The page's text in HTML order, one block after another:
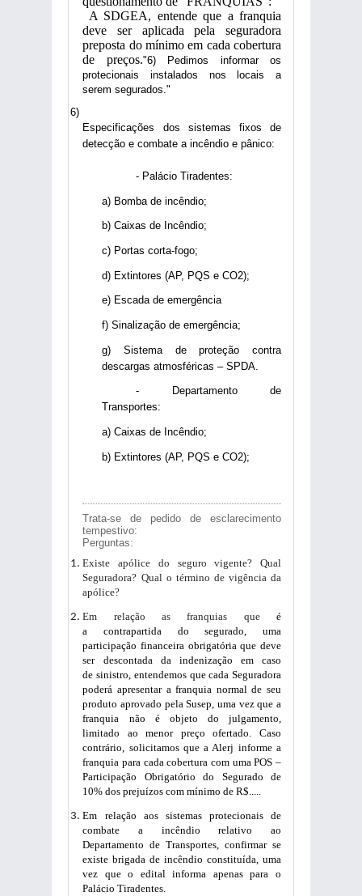
A SDGEA, entende que a franquia
deve ser aplicada pela seguradora
preposta do mínimo em cada cobertura
de preços."6) Pedimos informar os
protecionais instalados nos locais a
serem segurados."
Especificações dos sistemas fixos de
detecção e combate a incêndio e pânico:
- Palácio Tiradentes:
a) Bomba de incêndio;
b) Caixas de Incêndio;
c) Portas corta-fogo;
d) Extintores (AP, PQS e CO2);
e) Escada de emergência
f) Sinalização de emergência;
g) Sistema de proteção contra
descargas atmosféricas – SPDA.
- Departamento de
Transportes:
a) Caixas de Incêndio;
b) Extintores (AP, PQS e CO2);
Trata-se de pedido de esclarecimento
tempestivo:
Perguntas:
Existe apólice do seguro vigente? Qual
Seguradora? Qual o término de vigência da
apólice?
Em relação as franquias queé
a contrapartida do segurado, uma
participação financeira obrigatóriaque deve
ser descontada da indenização em caso
de sinistro, entendemos que cada Seguradora
poderá apresentar a franquia normal de seu
produto aprovado pela Susep, uma vez que a
franquia não é objeto do julgamento,
limitado ao menor preço ofertado. Caso
contrário, solicitamos que a Alerj informe a
franquia para cada cobertura com uma POS –
Participação Obrigatório do Segurado de
10% dos prejuízos com mínimo de R$.....
Em relação aos sistemas protecionais de
combate a incêndio relativo ao
Departamento de Transportes, confirmar se
existe brigada de incêndio constituída, uma
vez que o edital informa apenas para o
Palácio Tiradentes.